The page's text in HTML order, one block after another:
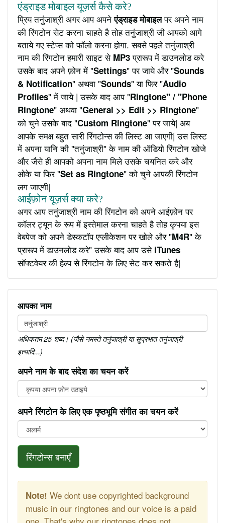
एंड्राइड मोबाइल यूज़र्स कैसे करे?
प्रिय तनुंजाश्री अगर आप अपनेएंड्राइड मोबाइलपर अपने नाम
की रिंगटोन सेट करना चाहते है तोह तनुंजाश्री जी आपको आगे
बताये गए स्टेप्स को फॉलो करना होगा. सबसे पहले तनुंजाश्री
नाम की रिंगटोन हमारी साइट से MP3प्रारूप में डाउनलोड करे
उसके बाद अपने फ़ोन में "Settings" पर जाये और "Sounds
& Notification" अथवा "Sounds" या फिर "Audio
Profiles" में जाये | उसके बाद आप "Ringtone" / "Phone
Ringtone" अथवा "General >> Edit >> Ringtone"
को चुने उसके बाद "Custom Ringtone" पर जाये| अब
आपके समक्ष बहुत सारी रिंगटोन्स की लिस्ट आ जाएगी| उस लिस्ट
में अपना यानि की "तनुंजाश्री" के नाम की ऑडियो रिंगटोन खोजे
और जैसे ही आपको अपना नाम मिले उसके चयनित करे और
ओके या फिर "Set as Ringtone" को चुने आपकी रिंगटोन
लग जाएगी|
आईफ़ोन यूज़र्स क्या करे?
अगर आप तनुंजाश्री नाम की रिंगटोन को अपने आईफ़ोन पर
कॉलर ट्यून के रूप में इस्तेमाल करना चाहते है तोह कृपया इस
वेबपेज को अपने डेस्कटॉप एप्लीकेशन पर खोले और "M4R" के
प्रारूप में डाउनलोड करे" उसके बाद आप उसे iTunes
सॉफ्टवेयर की हेल्प से रिंगटोन के लिए सेट कर सकते है|
आपका नाम
अधिकतम 25 शब्द। (जैसे नमस्ते तनुंजाश्री या सुप्रभात तनुंजाश्री
इत्यादि...)
अपने नाम के बाद संदेश का चयन करें
अपने रिंगटोन के लिए एक पृष्ठभूमि संगीत का चयन करें
रिंगटोन्स बनाएँ
Note! We dont use copyrighted background
music in our ringtones and our voice is a paid
one. That's why our ringtones does not